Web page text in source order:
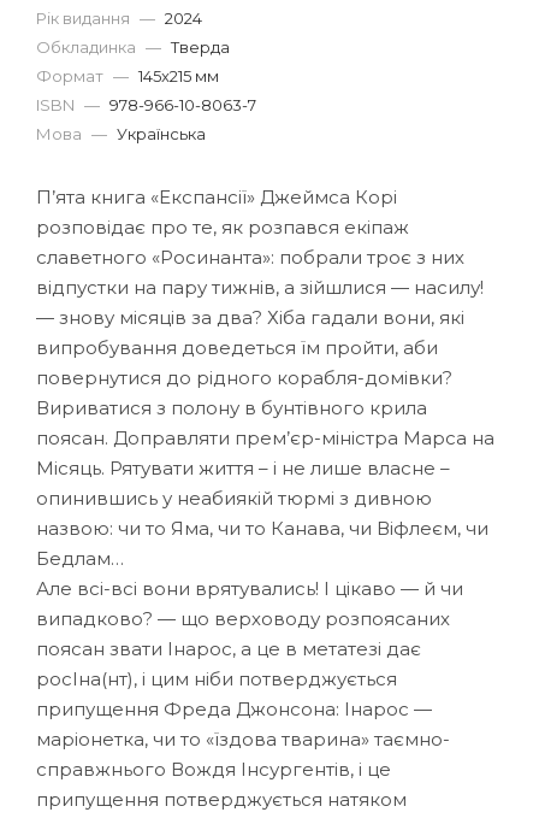
Рік видання — 2024
Обкладинка — Тверда
Формат — 145x215 мм
ISBN — 978-966-10-8063-7
Мова — Українська
П’ята книга «Експансії» Джеймса Корі
розповідає про те, як розпався екіпаж
славетного «Росинанта»: побрали троє з них
відпустки на пару тижнів, а зійшлися — насилу!
— знову місяців за два? Хіба гадали вони, які
випробування доведеться їм пройти, аби
повернутися до рідного корабля-домівки?
Вириватися з полону в бунтівного крила
поясан. Доправляти прем’єр-міністра Марса на
Місяць. Рятувати життя – і не лише власне –
опинившись у неабиякій тюрмі з дивною
назвою: чи то Яма, чи то Канава, чи Віфлеєм, чи
Бедлам…
Але всі-всі вони врятувались! І цікаво — й чи
випадково? — що верховоду розпоясаних
поясан звати Інарос, а це в метатезі дає
росІна(нт), і цим ніби потверджується
припущення Фреда Джонсона: Інарос —
маріонетка, чи то «їздова тварина» таємно-
справжнього Вождя Інсургентів, і це
припущення потверджується натяком